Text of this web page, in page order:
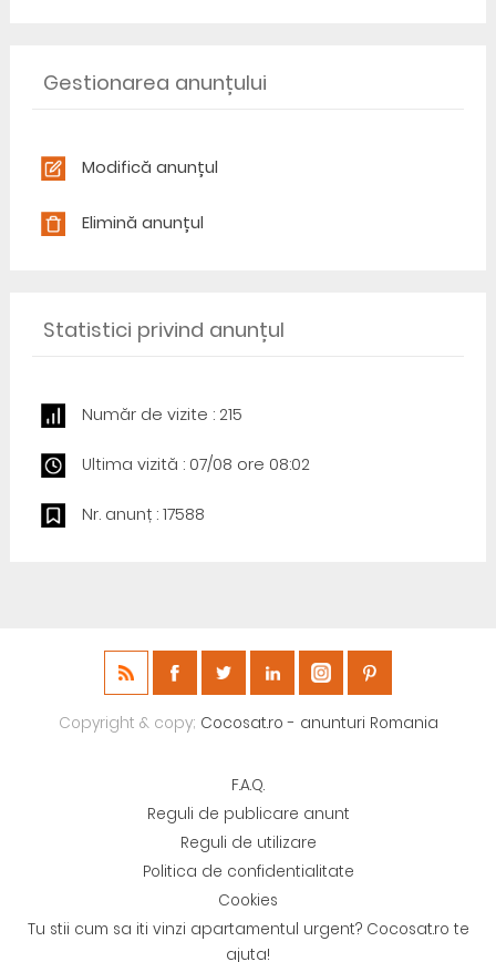
Gestionarea anunțului
Modifică anunțul
Elimină anunțul
Statistici privind anunțul
Număr de vizite : 215
Ultima vizită : 07/08 ore 08:02
Nr. anunț : 17588
Copyright & copy; Cocosat.ro - anunturi Romania
F.A.Q.
Reguli de publicare anunt
Reguli de utilizare
Politica de confidentialitate
Cookies
Tu stii cum sa iti vinzi apartamentul urgent? Cocosat.ro te
ajuta!